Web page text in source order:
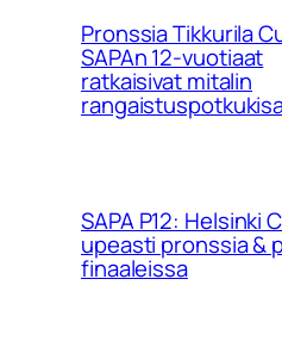
Pronssia Tikkurila
SAPAn 12-vuotiaat
ratkaisivat mitalin
SAPA P12: Helsinki
upeasti pronssia &
finaaleissa